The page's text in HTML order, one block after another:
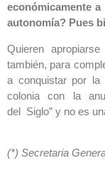
económicamente
autonomía? Pues
Quieren
también, para
a conquistar por la
colonia con la
del Siglo” y no es
(*) Secretaria